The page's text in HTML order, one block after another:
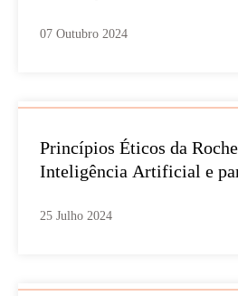
07 Outubro 2024
Princípios Éticos da
Inteligência Artificial e
25 Julho 2024